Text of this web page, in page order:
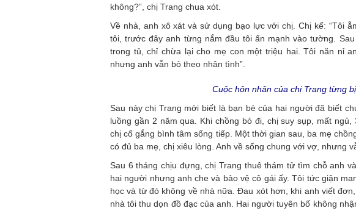
không?”, chị Trang chua xót.
Về nhà, anh xô xát và sử dụng bạo lực với chị. Chị kể: “Tôi
tôi, trước đây anh từng nắm đầu tôi ấn mạnh vào tường.
trong tủ, chỉ chừa lại cho mẹ con một triệu hai. Tôi năn nỉ
nhưng anh vẫn bỏ theo nhân tình”.
Cuộc hôn nhân của chị Trang từng
Sau này chị Trang mới biết là bạn bè của hai người đã biết
luồng gần 2 năm qua. Khi chồng bỏ đi, chị suy sụp, mất
chị cố gắng bình tâm sống tiếp. Một thời gian sau, ba mẹ
có đủ ba mẹ, chị xiêu lòng. Anh về sống chung với vợ, nhưng
Sau 6 tháng chịu đựng, chị Trang thuê thám tử tìm chỗ anh
hai người nhưng anh che và bảo vệ cô gái ấy. Tôi tức giận
học và từ đó không về nhà nữa. Đau xót hơn, khi anh viết
nhà tôi thu dọn đồ đạc của anh. Hai người tuyên bố không